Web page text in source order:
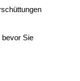
bevor Sie